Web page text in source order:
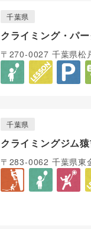
千葉県
クライミング・パ
〒270-0027 千葉県松
千葉県
クライミングジム
〒283-0062 千葉県東